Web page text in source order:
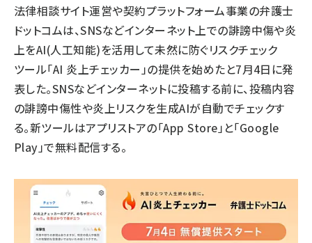
法律相談サイト運営や契約プラットフォーム事業の弁護士
ドットコムは、SNSなどインターネット上での誹謗中傷や炎
上をAI(人工知能)を活用して未然に防ぐリスクチェック
ツール「AI 炎上チェッカー」の提供を始めたと7月4日に発
表した。SNSなどインターネットに投稿する前に、投稿内容
の誹謗中傷性や炎上リスクを生成AIが自動でチェックす
る。新ツールはアプリストアの「App Store」と「Google
Play」で無料配信する。